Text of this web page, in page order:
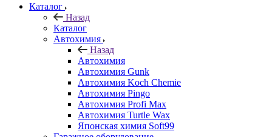
Каталог
Назад
Каталог
Автохимия
Назад
Автохимия
Автохимия Gunk
Автохимия Koch Chemie
Автохимия Pingo
Автохимия Profi Max
Автохимия Turtle Wax
Японская химия Soft99